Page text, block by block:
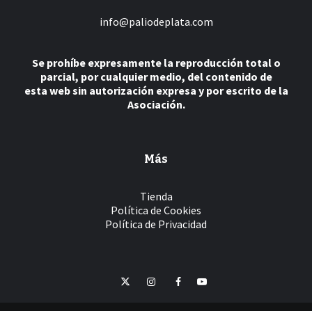
info@paliodeplata.com
Se prohíbe expresamente la reproducción total o
parcial, por cualquier medio, del contenido de
esta web sin autorización expresa y por escrito de la
Asociación.
Más
Tienda
Política de Cookies
Política de Privacidad
TwitterInstagramFacebookYouTube